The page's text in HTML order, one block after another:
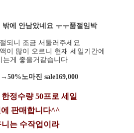
밖에 안남았네요 ㅜㅜ품절임박
되니 조금 서둘러주세요
이 많이 오르니 현재 세일기간에
는게 좋을거같습니다
노마진 sale169,000
정수량 50프로 세일
에 판매합니다^^
니는 수작업이라